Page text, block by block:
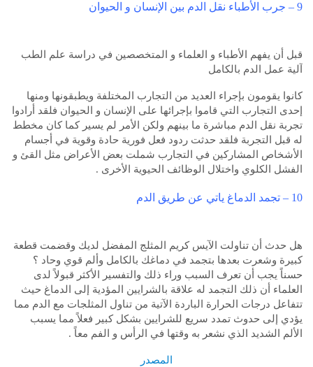
9 – جرب الأطباء نقل الدم بين الإنسان و الحيوان
قبل أن يفهم الأطباء و العلماء و المتخصصين في دراسة علم الطب
آلية عمل الدم بالكامل
كانوا يقومون بإجراء العديد من التجارب المختلفة ويطبقونها ومنها
إحدى التجارب التي قاموا بإجرائها على الإنسان و الحيوان فلقد أرادوا
تجربة نقل الدم مباشرة ما بينهم ولكن الأمر لم يسير كما كان مخطط
له قبل التجربة فلقد حدثت ردود فعل فورية حادة وقوية في أجسام
الأشخاص المشاركين في التجارب شملت بعض الأعراض مثل القئ و
الفشل الكلوي واختلال الوظائف الحيوية الأخرى .
10 – تجمد الدماغ ياتي عن طريق الدم
هل حدث أن تناولت الآيس كريم المثلج المفضل لديك وقضمت قطعة
كبيرة وشعرت بعدها بتجمد في دماغك بالكامل وألم قوي وحاد ؟
حسناً يجب أن تعرف السبب وراء ذلك والتفسير الأكثر قبولاً لدى
العلماء أن ذلك التجمد له علاقة بالشرايين المؤدية إلى الدماغ حيث
تتفاعل درجات الحرارة الباردة الآتية من تناول المثلجات مع الدم مما
يؤدي إلى حدوث تمدد سريع للشرايين بشكل كبير فعلاً مما يسبب
الألم الشديد الذي نشعر به وقتها في الرأس و الفم معاً .
المصدر